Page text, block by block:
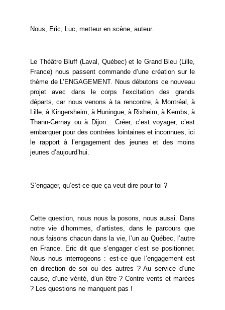
Nous, Eric, Luc, metteur en scène, auteur.
Le Théâtre Bluff (Laval, Québec) et le Grand Bleu (Lille,
France) nous passent commande d’une création sur le
thème de L’ENGAGEMENT. Nous débutons ce nouveau
projet avec dans le corps l’excitation des grands
départs, car nous venons à ta rencontre, à Montréal, à
Lille, à Kingersheim, à Huningue, à Rixheim, à Kembs, à
Thann-Cernay ou à Dijon... Créer, c’est voyager, c’est
embarquer pour des contrées lointaines et inconnues, ici
le rapport à l’engagement des jeunes et des moins
jeunes d’aujourd’hui.
S’engager, qu’est-ce que ça veut dire pour toi ?
Cette question, nous nous la posons, nous aussi. Dans
notre vie d’hommes, d’artistes, dans le parcours que
nous faisons chacun dans la vie, l’un au Québec, l’autre
en France. Eric dit que s’engager c’est se positionner.
Nous nous interrogeons : est-ce que l’engagement est
en direction de soi ou des autres ? Au service d’une
cause, d’une vérité, d’un être ? Contre vents et marées
? Les questions ne manquent pas !